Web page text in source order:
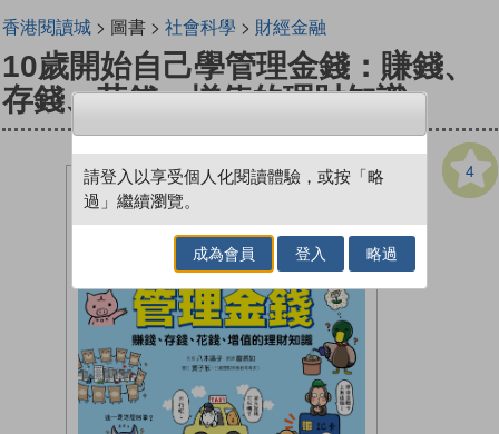
香港閱讀城> 圖書 > 社會科學 > 財經金融
10歲開始自己學管理金錢：賺錢、
存錢、花錢、增值的理財知識
4
請登入以享受個人化閱讀體驗，或按「略
過」繼續瀏覽。
成為會員 登入 略過